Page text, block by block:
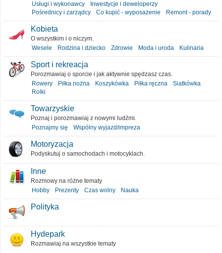
Usługi i wykonawcy
Inwestycje i deweloperzy
Pośrednicy i zarządcy
Co kupić - wyposażenie Remont - porady
Kobieta
O wszystkim i o niczym.
Wesele
Rodzina i dziecko Zdrowie Moda i uroda Kulinaria
Sport i rekreacja
Porozmawiaj o sporcie i jak aktywnie spędzasz czas.
Rowery
Piłka nożna Koszykówka Piłka ręczna
Siatkówka
Rolki
Towarzyskie
Poznaj i porozmawiaj z nowymi ludźmi.
Poznajmy się
Wspólny wyjazd/impreza
Motoryzacja
Podyskutuj o samochodach i motocyklach.
Inne
Rozmowy na różne tematy
Hobby
Prezenty Czas wolny Nauka
Polityka
Hydepark
Rozmawiaj na wszystkie tematy